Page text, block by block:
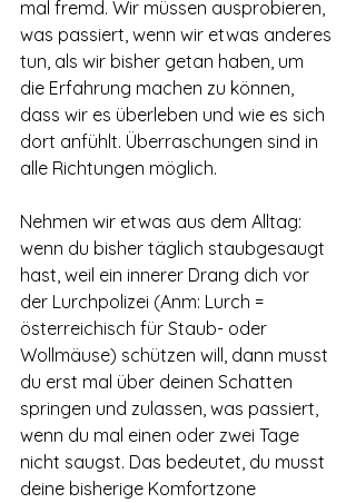
mal fremd. Wir müssen ausprobieren,
was passiert, wenn wir etwas anderes
tun, als wir bisher getan haben, um
die Erfahrung machen zu können,
dass wir es überleben und wie es sich
dort anfühlt. Überraschungen sind in
alle Richtungen möglich.
Nehmen wir etwas aus dem Alltag:
wenn du bisher täglich staubgesaugt
hast, weil ein innerer Drang dich vor
der Lurchpolizei (Anm: Lurch =
österreichisch für Staub- oder
Wollmäuse) schützen will, dann musst
du erst mal über deinen Schatten
springen und zulassen, was passiert,
wenn du mal einen oder zwei Tage
nicht saugst. Das bedeutet, du musst
deine bisherige Komfortzone